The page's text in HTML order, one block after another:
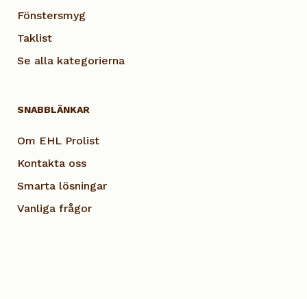
Fönstersmyg
Taklist
Se alla kategorierna
SNABBLÄNKAR
Om EHL Prolist
Kontakta oss
Smarta lösningar
Vanliga frågor